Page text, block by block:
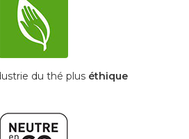
du thé plus éthique